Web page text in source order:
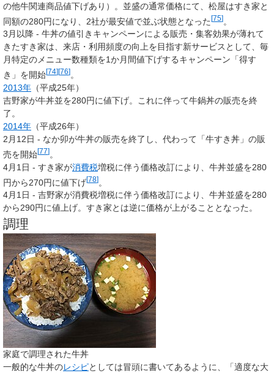
の他牛関連商品値下げあり）。並盛の通常価格にて、松屋はすき家と
同額の280円になり、2社が最安値で並ぶ状態となった[75]。
3月以降 - 牛丼の値引きキャンペーンによる販売・集客効果が薄れて
きたすき家は、来店・利用頻度の向上を目指す新サービスとして、毎
月特定のメニュー数種類を1か月間値下げするキャンペーン「得す
き」を開始[74][76] 。
2013年 （平成25年）
吉野家が牛丼並を280円に値下げ。これに伴って牛鍋丼の販売を終
了。
2014年 （平成26年）
2月12日 - なか卯が牛丼の販売を終了し、代わって「牛すき丼」の販
売を開始[77]。
4月1日 - すき家が消費税増税に伴う価格改訂により、牛丼並盛を280
円から270円に値下げ[78]。
4月1日 - 吉野家が消費税増税に伴う価格改訂により、牛丼並盛を280
から290円に値上げ。すき家とは逆に価格が上がることとなった。
調理
家庭で調理された牛丼
一般的な牛丼のレシピとしては冒頭に書いてあるように、「適度な大